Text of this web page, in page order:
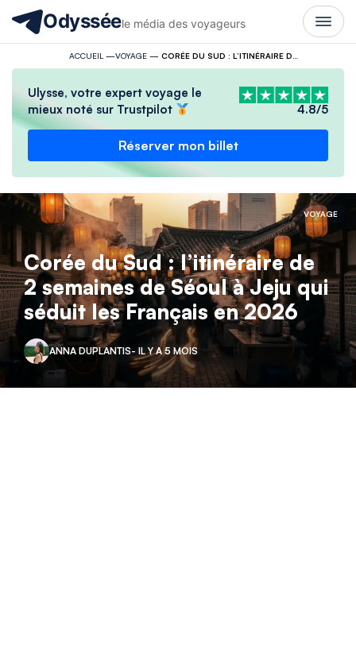
Odysséele média des voyageurs
ACCUEIL —VOYAGE—
Ulysse, votre expert voyage le
mieux noté sur Trustpilot
4.8/5
Réserver mon billet
VOYAGE
Corée du Sud : l’itinéraire de
2 semaines de Séoul à Jeju qui
séduit les Français en 2026
ANNA DUPLANTIS- IL Y A 5 MOIS